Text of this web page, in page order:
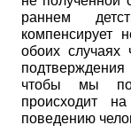
раннем
компенсирует
обоих случаях
чтобы мы
происходит
поведению